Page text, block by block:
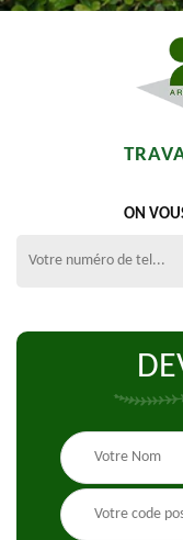
ON